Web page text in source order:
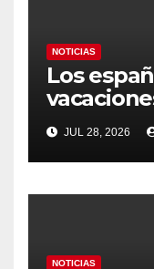
NOTICIAS
Los
más
y los
JUL 28, 2026
NOTICIAS